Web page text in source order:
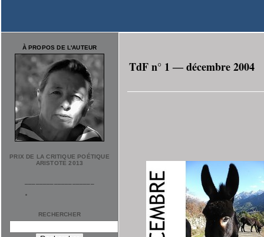
À PROPOS DE L'AUTEUR
PRIX DE LA CRITIQUE POÉTIQUE
ARISTOTE 2013
RECHERCHER
TdF n° 1 ― décembre 2004